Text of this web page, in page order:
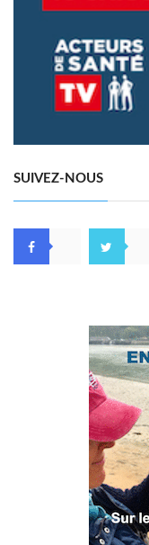
SUIVEZ-NOUS